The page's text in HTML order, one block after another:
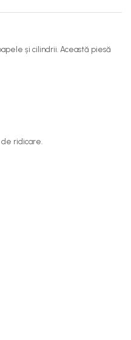
și cilindrii. Această piesă
de ridicare.